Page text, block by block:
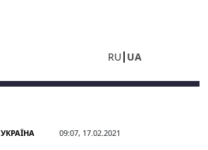
RU UA
УКРАЇНА 09:07, 17.02.2021